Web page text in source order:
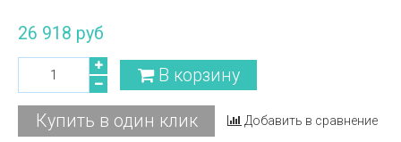
26 918 руб
В корзину
Купить в один клик Добавить в сравнение